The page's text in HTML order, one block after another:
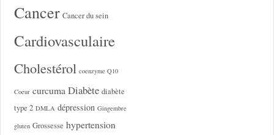
Cancer Cancer du sein
Cardiovasculaire
Cholestérol coenzyme Q10
Coeur curcuma Diabète diabète
type 2 DMLA dépression Gingembre
gluten Grossesse hypertension